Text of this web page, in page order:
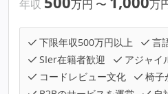
年収
万円 〜 万
下限年収500万円以上
言
SIer在籍者歓迎
アジャイ
コードレビュー文化
椅子